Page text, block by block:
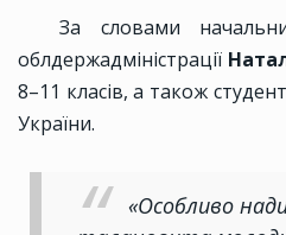
За словами
облдержадміністрації
8–11 класів, а також
України.
«Особливо